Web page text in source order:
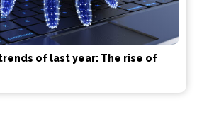
of last year: The rise of